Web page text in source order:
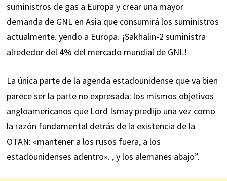
suministros de gas a Europa y crear una mayor
demanda de GNL en Asia que consumirá los suministros
actualmente. yendo a Europa. ¡Sakhalin-2 suministra
alrededor del 4% del mercado mundial de GNL!
La única parte de la agenda estadounidense que va bien
parece ser la parte no expresada: los mismos objetivos
angloamericanos que Lord Ismay predijo una vez como
la razón fundamental detrás de la existencia de la
OTAN: «mantener a los rusos fuera, a los
estadounidenses adentro». , y los alemanes abajo”.